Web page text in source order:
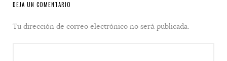
DEJA UN COMENTARIO
Tu dirección de correo electrónico no será publicada.